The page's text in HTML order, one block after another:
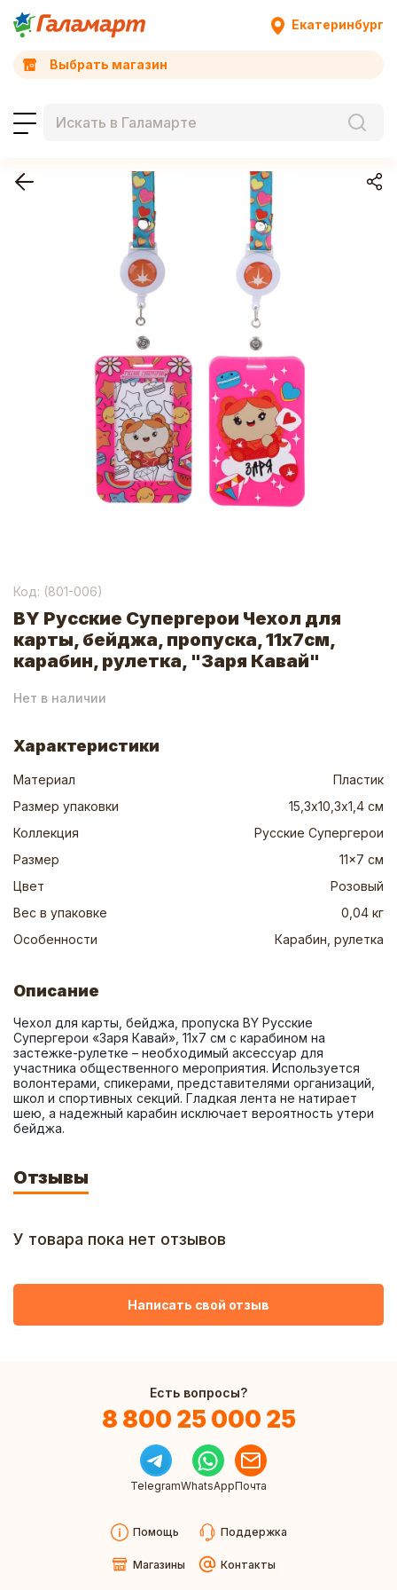
Екатеринбург
Выбрать магазин
Код: (801-006)
BY Русские Супергерои Чехол для
карты, бейджа, пропуска, 11x7см,
карабин, рулетка, "Заря Кавай"
Нет в наличии
Характеристики
Материал
Пластик
Размер упаковки
15,3х10,3х1,4 см
Коллекция
Русские Супергерои
Размер
11x7 см
Цвет
Розовый
Вес в упаковке
0,04 кг
Особенности
Карабин, рулетка
Описание
Чехол для карты, бейджа, пропуска BY Русские
Супергерои «Заря Кавай», 11х7 см с карабином на
застежке-рулетке – необходимый аксессуар для
участника общественного мероприятия. Используется
волонтерами, спикерами, представителями организаций,
школ и спортивных секций. Гладкая лента не натирает
шею, а надежный карабин исключает вероятность утери
бейджа.
Отзывы
У товара пока нет отзывов
Написать свой отзыв
Есть вопросы?
8 800 25 000 25
TelegramWhatsAppПочта
Помощь Поддержка
Магазины Контакты